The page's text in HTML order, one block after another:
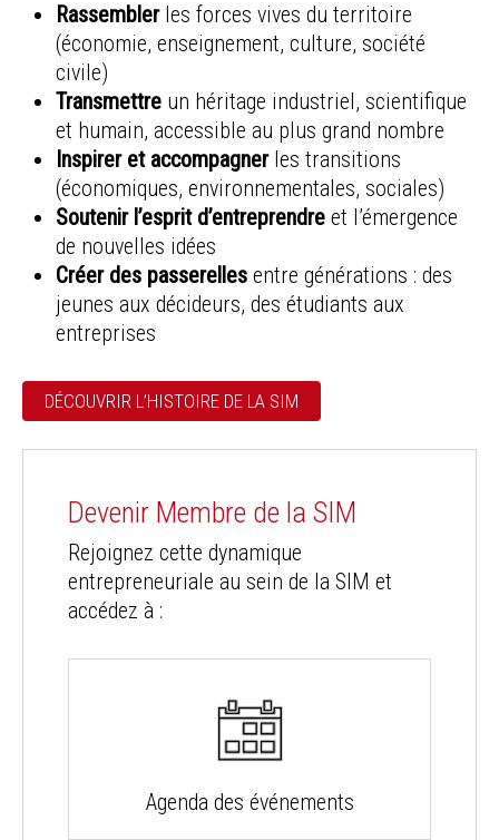
Rassemblerles forces vives du territoire
(économie, enseignement, culture, société
civile)
Transmettre un héritage industriel, scientifique
et humain, accessible au plus grand nombre
Inspirer et accompagnerles transitions
(économiques, environnementales, sociales)
Soutenir l’esprit d’entreprendre et l’émergence
de nouvelles idées
Créer des passerelles entre générations : des
jeunes aux décideurs, des étudiants aux
entreprises
DÉCOUVRIR L’HISTOIRE DE LA SIM
Devenir Membre de la SIM
Rejoignez cette dynamique
entrepreneuriale au sein de la SIM et
accédez à :
Agenda des événements